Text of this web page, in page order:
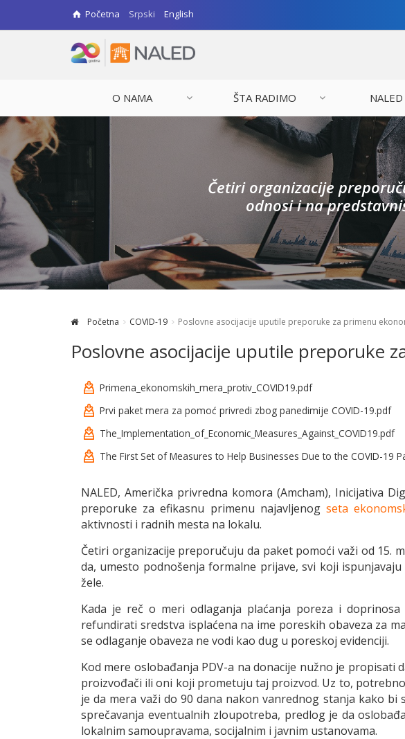
Početna Srpski English
O NAMA ŠTA RADIMO
Četiri organizacije
odnosi i na
Početna COVID-19 Poslovne asocijacije uputile preporuke za primenu
Poslovne asocijacije uputile preporuke
Primena_ekonomskih_mera_protiv_COVID19.pdf
Prvi paket mera za pomoć privredi zbog panedimije COVID-19.pdf
The_Implementation_of_Economic_Measures_Against_COVID19.pdf
The First Set of Measures to Help Businesses Due to the COVID-19
NALED, Američka privredna komora (Amcham), Inicijativa
preporuke za efikasnu primenu najavljenog seta
aktivnosti i radnih mesta na lokalu.
Četiri organizacije preporučuju da paket pomoći važi od 15.
da, umesto podnošenja formalne prijave, svi koji
žele.
Kada je reč o meri odlaganja plaćanja poreza i
refundirati sredstva isplaćena na ime poreskih obaveza za
se odlaganje obaveza ne vodi kao dug u poreskoj evidenciji.
Kod mere oslobađanja PDV-a na donacije nužno je
proizvođači ili oni koji prometuju taj proizvod. Uz to,
je da mera važi do 90 dana nakon vanrednog stanja kako
sprečavanja eventualnih zloupotreba, predlog je da
lokalnim samoupravama, socijalnim i javnim ustanovama.